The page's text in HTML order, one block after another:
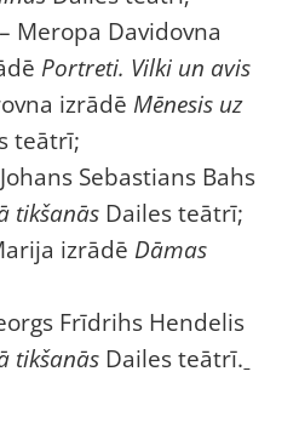
Meropa Davidovna
Portreti. Vilki un avis
izrādēMēnesis uz
teātrī;
Sebastians Bahs
tikšanās Dailes teātrī;
izrādē Dāmas
Frīdrihs Hendelis
tikšanās Dailes teātrī.